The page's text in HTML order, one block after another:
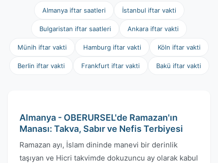
Almanya iftar saatleri İstanbul iftar vakti
Bulgaristan iftar saatleri Ankara iftar vakti
Münih iftar vakti Hamburg iftar vakti Köln iftar vakti
Berlin iftar vakti Frankfurt iftar vakti Bakü iftar vakti
Almanya - OBERURSEL'de Ramazan'ın
Manası: Takva, Sabır ve Nefis Terbiyesi
Ramazan ayı, İslam dininde manevi bir derinlik
taşıyan ve Hicri takvimde dokuzuncu ay olarak kabul